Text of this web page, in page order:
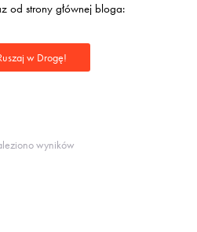
od strony głównej bloga:
w Drogę!
wyników